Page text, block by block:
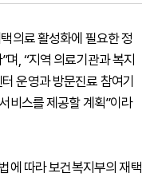
의료 활성화에 필요한 정
며, “지역 의료기관과 복지
운영과 방문진료 참여기
비스를 제공할 계획”이라
에 따라 보건복지부의 재택